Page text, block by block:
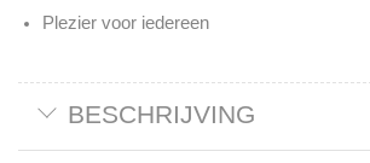
Plezier voor iedereen
BESCHRIJVING